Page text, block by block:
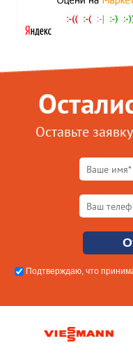
Оставьте
Подтверждаю, что